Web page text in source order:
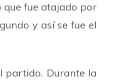
que fue atajado por
y así se fue el
partido. Durante la